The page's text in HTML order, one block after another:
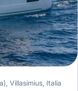
Villasimius, Italia